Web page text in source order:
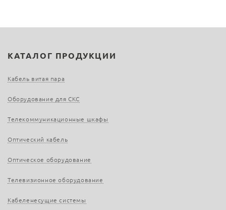
КАТАЛОГ ПРОДУКЦИИ
Кабель витая пара
Оборудование для СКС
Телекоммуникационные шкафы
Оптический кабель
Оптическое оборудование
Телевизионное оборудование
Кабеленесущие системы